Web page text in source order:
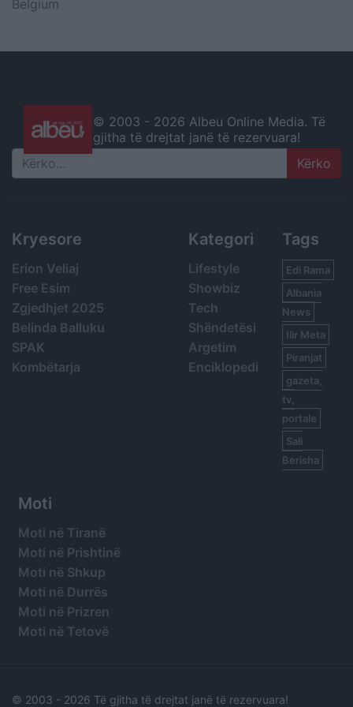
Belgium
© 2003 - 2026 Albeu Online Media. Të
gjitha të drejtat janë të rezervuara!
Search
Kryesore
Erion Veliaj
Free Esim
Zgjedhjet 2025
Belinda Balluku
SPAK
Kombëtarja
Kategori
Lifestyle
Showbiz
Tech
Shëndetësi
Argetim
Enciklopedi
Tags
Edi Rama
Albania
News
Ilir Meta
Piranjat
gazeta,
tv,
portale
Sali
Berisha
Moti
Moti në Tiranë
Moti në Prishtinë
Moti në Shkup
Moti në Durrës
Moti në Prizren
Moti në Tetovë
© 2003 - 2026 Të gjitha të drejtat janë të rezervuara!